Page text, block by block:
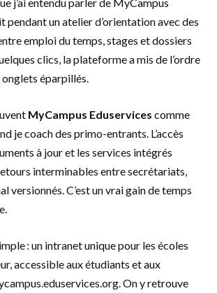
pendant un atelier d’orientation avec des
emploi du temps, stages et dossiers
clics, la plateforme a mis de l’ordre
onglets éparpillés.
MyCampus Eduservices comme
je coach des primo-entrants. L’accès
à jour et les services intégrés
interminables entre secrétariats,
versionnés. C’est un vrai gain de temps
: un intranet unique pour les écoles
accessible aux étudiants et aux
On y retrouve